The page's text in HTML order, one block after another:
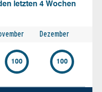
letzten 4 Wochen
Dezember
100 100